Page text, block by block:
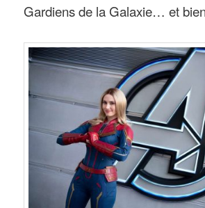
Gardiens de la Galaxie… et